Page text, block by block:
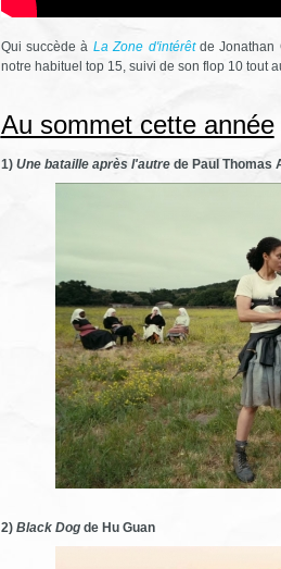
Qui succède à La Zone d'intérêtde Jonathan
notre habituel top 15, suivi de son flop 10 tout
Au sommet cette année
1) Une bataille après l'autrede Paul Thomas
2) Black Dogde Hu Guan